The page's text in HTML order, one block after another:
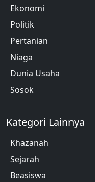
Ekonomi
Politik
Pertanian
Niaga
Dunia Usaha
Sosok
Kategori Lainnya
Khazanah
Sejarah
Beasiswa